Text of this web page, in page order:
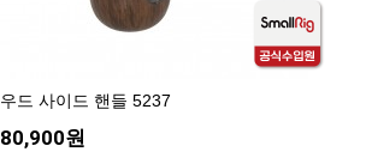
우드 사이드 핸들 5237
80,900원